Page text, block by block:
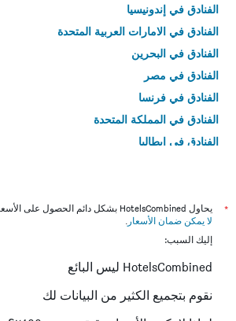
الفنادق في إندونيسيا
الفنادق في الامارات العربية المتحدة
الفنادق في البحرين
الفنادق في مصر
الفنادق في فرنسا
الفنادق في المملكة المتحدة
الفنادق في إيطاليا
*
يحاول HotelsCombined بشكل دائم الحصول على الأسعار الدقيقة، ولكن
لا يمكن ضمان الأسعار .
إليك السبب:
HotelsCombined ليس البائع
نقوم بتجميع الكثير من البيانات لك